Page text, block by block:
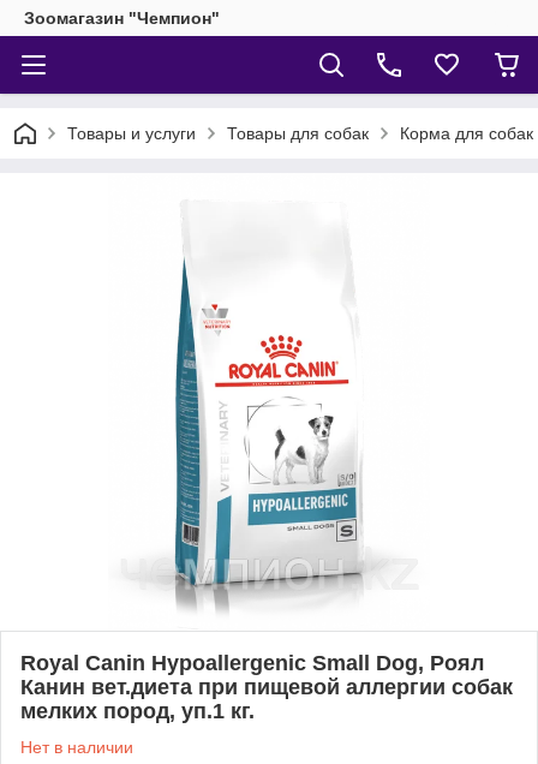
Зоомагазин "Чемпион"
Товары и услуги Товары для собак Корма для собак
Royal Canin Hypoallergenic Small Dog, Роял
Канин вет.диета при пищевой аллергии собак
мелких пород, уп.1 кг.
Нет в наличии